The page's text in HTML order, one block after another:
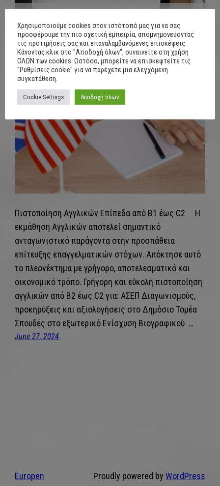
Πιστοποίηση Αγγλικών Επίπεδα από B1 έως C2 Η
εκμάθηση Αγγλικών αποτελεί σημαντικό
ανταγωνιστικό παράγοντα στην προσπάθεια
επίτευξης επαγγελματικών στόχων. Απόκτησε αυτό
το πλεονέκτημα με γρήγορο, αποτελεσματικό και
οικονομικό τρόπο. Γρήγορη και εύκολη πιστοποίηση
αγγλικών από B2 έως C2 για: ΑΣΕΠ Διαγωνισμούς,
προκηρύξεις και αξιολογήσεις στο Δημόσιο Τομέα
Σπουδές στο εξωτερικό Ενίσχυση Βιογραφικού …
June 27, 2024
Europen Proudly powered by WordPress
Χρησιμοποιούμε cookies στον ιστότοπό μας για να σας
προσφέρουμε την πιο σχετική εμπειρία, απομνημονεύοντας
τις προτιμήσεις σας και επαναλαμβανόμενες επισκέψεις.
Κάνοντας κλικ στο "Αποδοχή όλων", συναινείτε στη χρήση
ΟΛΩΝ των cookies. Ωστόσο, μπορείτε να επισκεφτείτε τις
"Ρυθμίσεις cookie" για να παρέχετε μια ελεγχόμενη
συγκατάθεση.
Cookie Settings Αποδοχή όλων